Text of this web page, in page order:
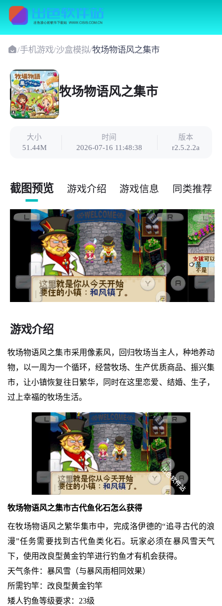
/手机游戏/沙盒模拟/牧场物语风之集市
牧场物语风之集市
大小
51.44M
时间
2026-07-16 11:48:38
版本
r2.5.2.2a
截图预览 游戏介绍 游戏信息 同类推荐
游戏介绍
牧场物语风之集市采用像素风，回归牧场当主人，种地养动
物，以一周为一个循环，经营牧场、生产优质商品、振兴集
市，让小镇恢复往日繁华，同时在这里恋爱、结婚、生子，
过上幸福的牧场生活。
牧场物语风之集市古代鱼化石怎么获得
在牧场物语风之繁华集市中，完成洛伊德的“追寻古代的浪
漫”任务需要找到古代鱼类化石。玩家必须在暴风雪天气
下，使用改良型黄金钓竿进行钓鱼才有机会获得。
天气条件：暴风雪（与暴风雨相同效果）
所需钓竿：改良型黄金钓竿
矮人钓鱼等级要求：23级